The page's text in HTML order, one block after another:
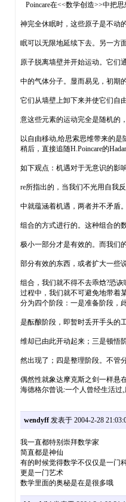
Poincare在<<数学创造>>中把
神完全休眠时，这些原子是不动
眠可以无限地延续下去。另一方
原子脱离墙壁并开始运动。它们
中的气体分子。显而易见，初期
它们从墙壁上卸下来并使它们自
意这些元素的运动完全是随机的
以自由移动,给思索思维带来的是
稍后，直接追随H.Poincare的
如下观点：机遇对于无意识的影
re所指出的，当我们不光用自我
中就蕴涵着机遇，两者并不矛盾
组合的方式进行的。这种组合的
极小一部分才是有效的。而我们
部分有效的东西，或者扩大一些
组合，我们就不得不去乖焓?恐诙
过程中，我们就不可避免地带着
分为四个阶段：一是准备阶段，
是酝酿阶段，即暂时丢开手头的
维却已由此开动起来；三是顿悟
然出现了；四是整理阶段。不管
偶然性就象达摩克斯之剑一样悬
海德格尔曾说:一个人曾经生活过,
wendyff发表于 2004-2-28
我一直都特别崇拜数学家
简直都是神仙
有的时候觉得数学不仅仅是一门
更是一门艺术
数学里面的奥秘是在是很多哦